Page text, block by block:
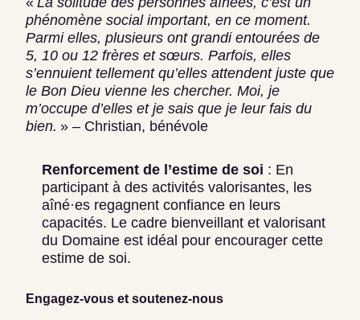
phénomène social important, en ce moment.
Parmi elles, plusieurs ont grandi entourées de
5, 10 ou 12 frères et sœurs. Parfois, elles
s’ennuient tellement qu’elles attendent juste que
le Bon Dieu vienne les chercher. Moi, je
m’occupe d’elles et je sais que je leur fais du
bien. » – Christian, bénévole
Renforcement de l’estime de soi : En
participant à des activités valorisantes, les
aîné·es regagnent confiance en leurs
capacités. Le cadre bienveillant et valorisant
du Domaine est idéal pour encourager cette
estime de soi.
Engagez-vous et soutenez-nous